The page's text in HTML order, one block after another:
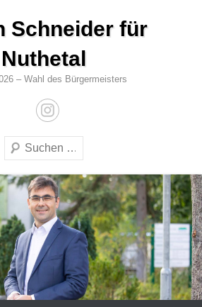
Schneider für
Nuthetal
– Wahl des Bürgermeisters
Suchen